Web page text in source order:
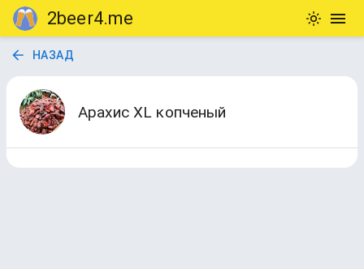
2beer4.me
НАЗАД
Арахис XL копченый